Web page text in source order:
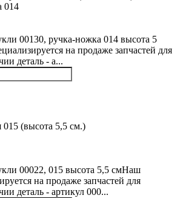
014
00130, ручка-ножка 014 высота 5
на продаже запчастей для
деталь - а...
00022, 015 высота 5,5 смНаш
на продаже запчастей для
деталь - артикул 000...